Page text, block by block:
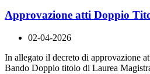
Approvazione atti Doppio
02-04-2026
In allegato il decreto di approvazione
Bando Doppio titolo di Laurea